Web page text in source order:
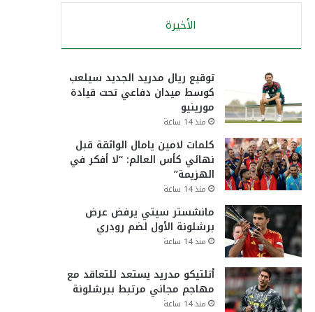
الأخيرة
توقيع ريال مدريد الجديد سيلعب
كوسط ميدان دفاعي تحت قيادة
مورينيو
منذ 14 ساعة
كلمات لامين يامال الواثقة قبل
نهائي كأس العالم: “لا أفكر في
الهزيمة”
منذ 14 ساعة
مانشستر سيتي يرفض عرض
برشلونة الأول لضم رودري
منذ 14 ساعة
أتلتيكو مدريد يستعد للتعاقد مع
مهاجم مجاني مرتبط ببرشلونة
منذ 14 ساعة